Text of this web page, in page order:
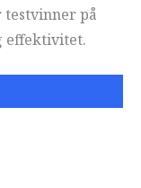
testvinner på
effektivitet.